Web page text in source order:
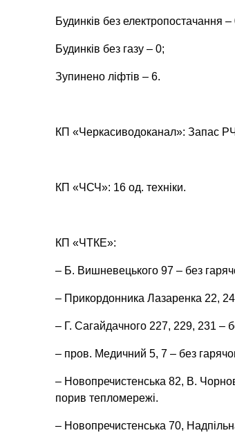
Будинків без електропостачання –
Будинків без газу – 0;
Зупинено ліфтів – 6.
КП «Черкасиводоканал»: Запас
КП «ЧСЧ»: 16 од. техніки.
КП «ЧТКЕ»:
– Б. Вишневецького 97 – без
– Прикордонника Лазаренка 22,
– Г. Сагайдачного 227, 229, 231 –
– пров. Медичний 5, 7 – без
– Новопречистенська 82, В.
порив тепломережі.
– Новопречистенська 70,